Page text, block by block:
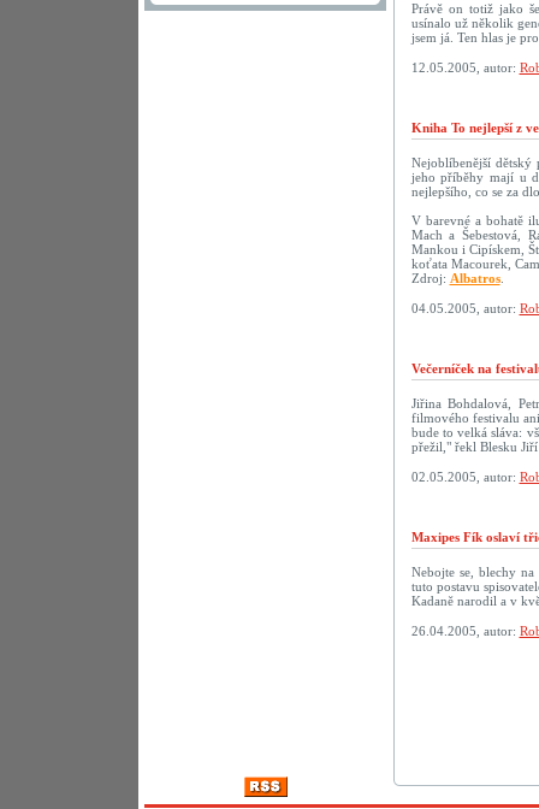
Právě on totiž jako
usínalo už několik
jsem já. Ten hlas je
12.05.2005, autor:
Kniha To nejlepší z
Nejoblíbenější dětský
jeho příběhy mají u
nejlepšího, co se za
V barevné a bohatě
Mach a Šebestová,
Mankou i Cipískem,
koťata Macourek,
Zdroj: Albatros.
04.05.2005, autor:
Večerníček na
Jiřina Bohdalová,
filmového festivalu
bude to velká sláva:
přežil," řekl Blesku
02.05.2005, autor:
Maxipes Fík oslaví
Nebojte se, blechy
tuto postavu
Kadaně narodil a v
26.04.2005, autor: